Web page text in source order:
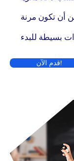
أن تكون مرنة
بسيطة للبدء
قدم الآن!